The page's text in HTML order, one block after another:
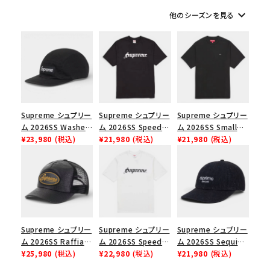
円
在庫のない商品を表示する
絞り込んで検索する
他のシーズンを見る keyboard_arrow_down
Supreme シュプリー
ム 2026SS Washed
Chino Twill Camp
ノツイル キャンプキャ
ップ ブラック
¥23,980 (税込)
Supreme シュプリー
ム 2026SS Speed
Tee スピードTシャツ
¥21,980 (税込)
Supreme シュプリー
ム 2026SS Small
Box Tee スモールボ
¥21,980 (税込)
Supreme シュプリー
ム 2026SS Raffia
Mesh Back 5-Panel
¥25,980 (税込)
Supreme シュプリー
ム 2026SS Speed
Tee スピードTシャツ
¥22,980 (税込)
Supreme シュプリー
ム 2026SS Sequin
Denim Classic
¥21,980 (税込)